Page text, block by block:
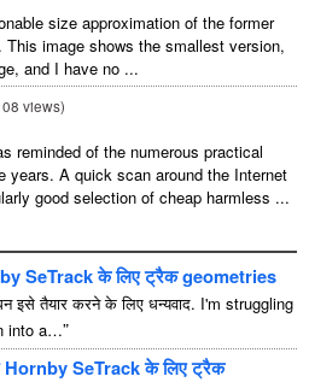
size approximation of the former
image shows the smallest version,
and I have no ...
views)
reminded of the numerous practical
years. A quick scan around the Internet
good selection of cheap harmless ...
SeTrack के लिए ट्रैक geometries
इसे तैयार करने के लिए धन्यवाद. I'm struggling
into a…”
SeTrack के लिए ट्रैक